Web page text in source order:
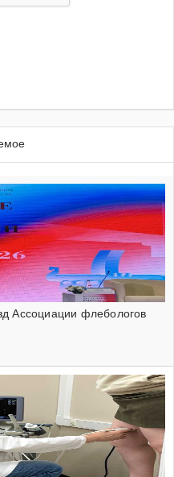
Ассоциации флебологов